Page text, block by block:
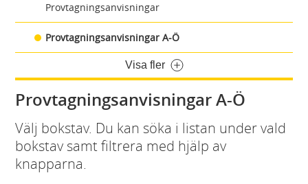
Provtagningsanvisningar
Provtagningsanvisningar A-Ö
Visa fler
Provtagningsanvisningar A-Ö
Välj bokstav. Du kan söka i listan under vald
bokstav samt filtrera med hjälp av
knapparna.